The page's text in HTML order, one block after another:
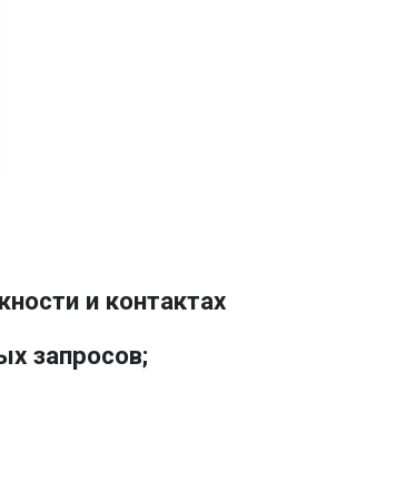
и контактах
запросов;